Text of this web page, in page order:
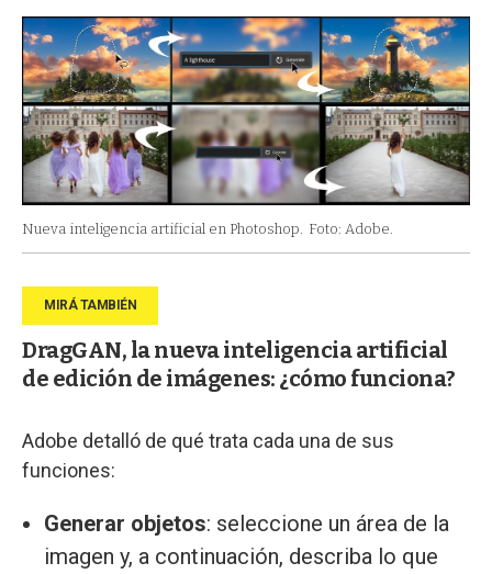
Nueva inteligencia artificial en Photoshop. Foto: Adobe.
DragGAN, la nueva inteligencia artificial
de edición de imágenes: ¿cómo funciona?
Adobe detalló de qué trata cada una de sus
funciones:
Generar objetos: seleccione un área de la
imagen y, a continuación, describa lo que